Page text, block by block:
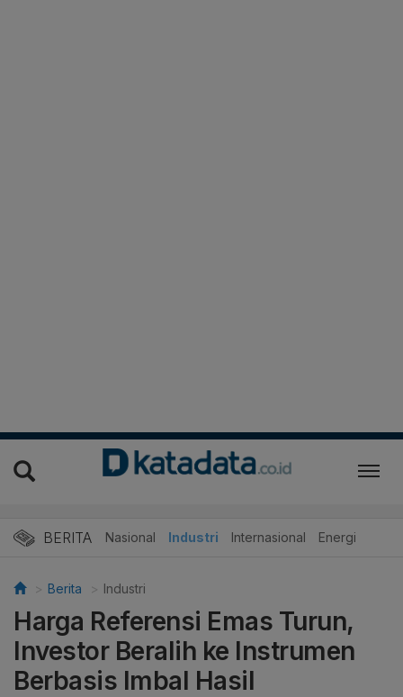
BERITA Nasional Industri Internasional Energi
Berita Industri
Harga Referensi Emas Turun,
Investor Beralih ke Instrumen
Berbasis Imbal Hasil